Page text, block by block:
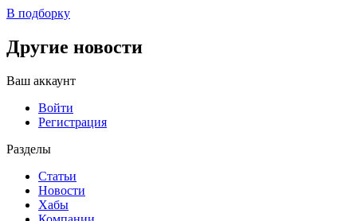
В подборку
Другие новости
Ваш аккаунт
Войти
Регистрация
Разделы
Статьи
Новости
Хабы